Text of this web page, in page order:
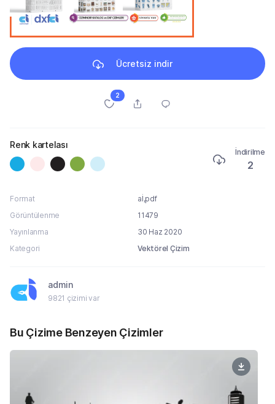
Ücretsiz indir
2
Renk kartelası
İndirilme
2
Format
aİ,pdf
Görüntülenme
11479
Yayınlanma
30 Haz 2020
Kategori
Vektörel Çizim
admin
9821 çizimi var
Bu Çizime Benzeyen Çizimler